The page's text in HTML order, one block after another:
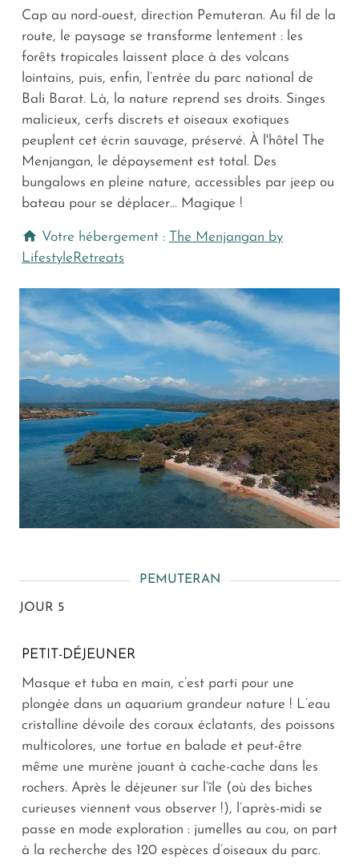
Cap au nord-ouest, direction Pemuteran. Au fil de la
route, le paysage se transforme lentement : les
forêts tropicales laissent place à des volcans
lointains, puis, enfin, l’entrée du parc national de
Bali Barat. Là, la nature reprend ses droits. Singes
malicieux, cerfs discrets et oiseaux exotiques
peuplent cet écrin sauvage, préservé. À l'hôtel The
Menjangan, le dépaysement est total. Des
bungalows en pleine nature, accessibles par jeep ou
bateau pour se déplacer… Magique !
Votre hébergement :
The Menjangan by
LifestyleRetreats
PEMUTERAN
JOUR 5
PETIT-DÉJEUNER
Masque et tuba en main, c’est parti pour une
plongée dans un aquarium grandeur nature ! L’eau
cristalline dévoile des coraux éclatants, des poissons
multicolores, une tortue en balade et peut-être
même une murène jouant à cache-cache dans les
rochers. Après le déjeuner sur l’île (où des biches
curieuses viennent vous observer !), l’après-midi se
passe en mode exploration : jumelles au cou, on part
à la recherche des 120 espèces d’oiseaux du parc.